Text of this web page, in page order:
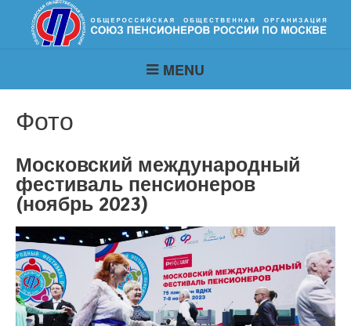
MENU
Фото
Московский международный
фестиваль пенсионеров
(ноябрь 2023)